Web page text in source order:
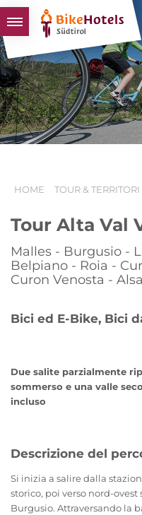
BIKEHOTELS
HOTELS &
TOUR &
L'ALTO ADIGE
HOME TOUR & TERRITORI
Tour Alta Val
Malles - Burgusio -
Belpiano - Roia -
Curon Venosta -
Bici ed E-Bike, Bici
Due salite parzialmente
sommerso e una valle
incluso
Descrizione del
Si inizia a salire dalla
storico, poi verso nord-
Burgusio. Attraversando la